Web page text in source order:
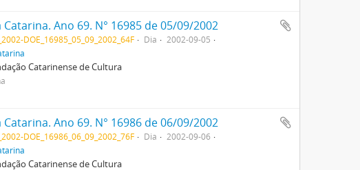
Ano 69. N° 16985 de 05/09/2002
DOE_16985_05_09_2002_64F Dia
2002-09-05
Catarinense de Cultura
Ano 69. N° 16986 de 06/09/2002
DOE_16986_06_09_2002_76F Dia
2002-09-06
Catarinense de Cultura